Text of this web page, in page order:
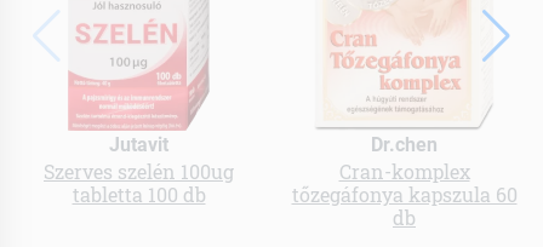
Jutavit
Szerves szelén 100ug
tabletta 100 db
Dr.chen
Cran-komplex
tőzegáfonya kapszula 60
db